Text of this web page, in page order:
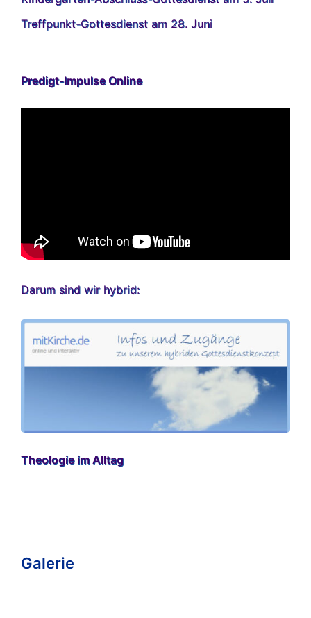
Treffpunkt-Gottesdienst am 28. Juni
Predigt-Impulse Online
Darum sind wir hybrid:
Theologie im Alltag
Galerie